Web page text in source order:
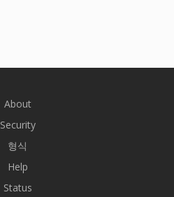
About
Security
형식
Help
Status